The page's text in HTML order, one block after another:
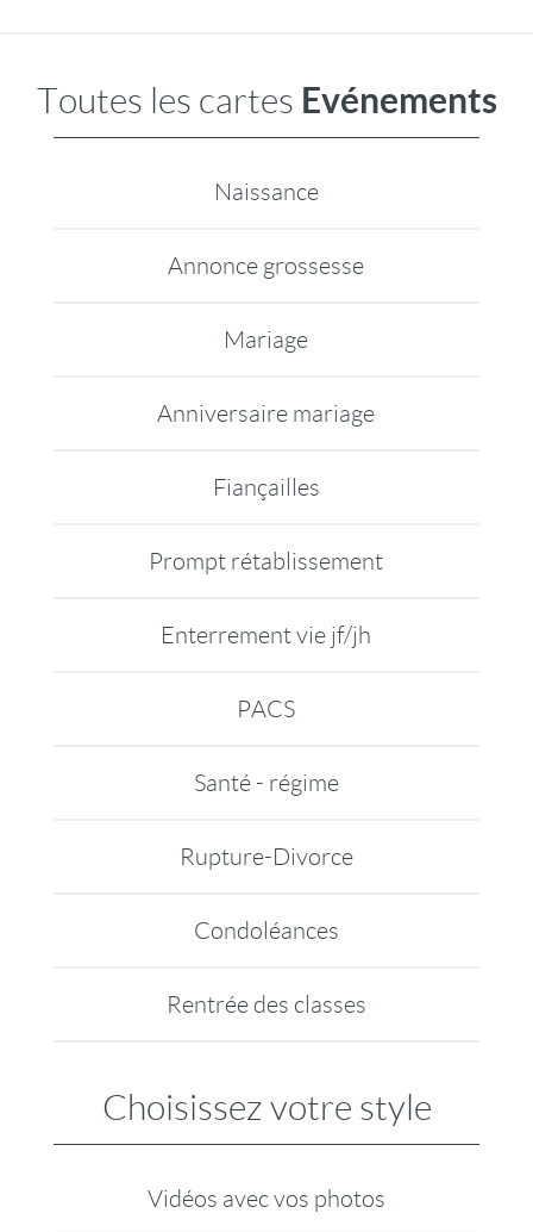
Toutes les cartes Evénements
Naissance
Annonce grossesse
Mariage
Anniversaire mariage
Fiançailles
Prompt rétablissement
Enterrement vie jf/jh
PACS
Santé - régime
Rupture-Divorce
Condoléances
Rentrée des classes
Choisissez votre style
Vidéos avec vos photos